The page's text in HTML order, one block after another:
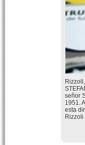
señor
1951.
esta
Rizzoli